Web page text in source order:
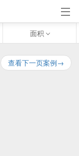
面积
查看下一页案例→